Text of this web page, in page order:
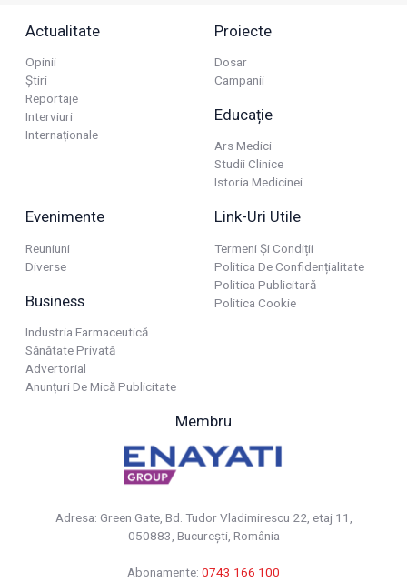
Actualitate
Opinii
Știri
Reportaje
Interviuri
Internaționale
Proiecte
Dosar
Campanii
Educație
Ars Medici
Studii Clinice
Istoria Medicinei
Evenimente
Reuniuni
Diverse
Business
Industria Farmaceutică
Sănătate Privată
Advertorial
Anunțuri De Mică Publicitate
Link-Uri Utile
Termeni Și Condiții
Politica De Confidențialitate
Politica Publicitară
Politica Cookie
Membru
Adresa: Green Gate, Bd. Tudor Vladimirescu 22, etaj 11,
050883, Bucureşti, România
Abonamente: 0743 166 100